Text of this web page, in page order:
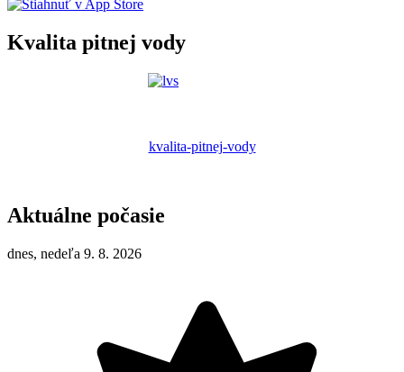
Kvalita pitnej vody
kvalita-pitnej-vody
Aktuálne počasie
dnes, nedeľa 9. 8. 2026